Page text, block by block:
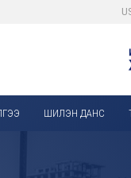
ШИЛЭН ДАНС